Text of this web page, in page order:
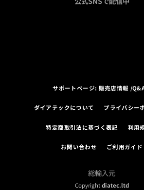
サポートページ: 販売店情報 /
ダイアテックについて プライバシー
特定商取引法に基づく表記 利用
お問い合わせ ご利用ガイド
総輸入元
Copyrightdiatec.ltd